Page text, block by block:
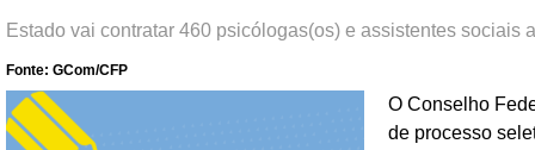
Estado vai contratar 460 psicólogas(os) e assistentes
Fonte: GCom/CFP
O Conselho
de processo